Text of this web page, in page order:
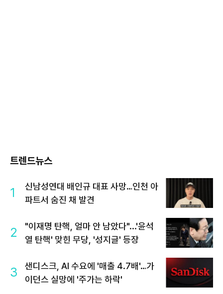
트렌드뉴스
1
신남성연대 배인규 대표 사망…인천 아
파트서 숨진 채 발견
2
"이재명 탄핵, 얼마 안 남았다"...'윤석
열 탄핵' 맞힌 무당, '성지글' 등장
3
샌디스크, AI 수요에 '매출 4.7배'…가
이던스 실망에 '주가는 하락'